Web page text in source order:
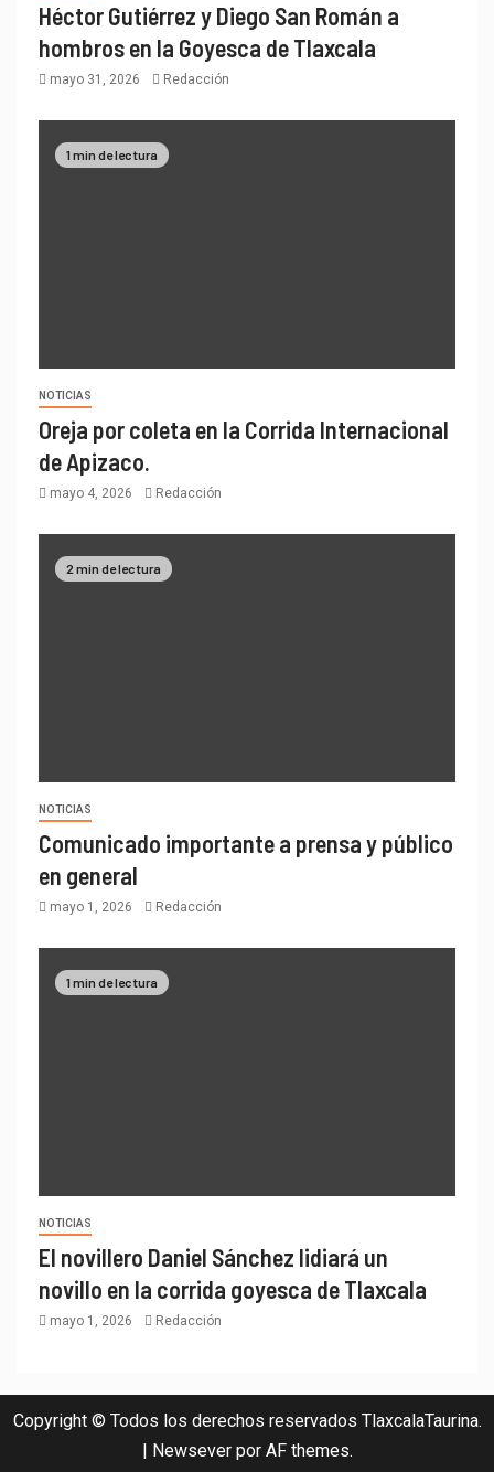
Héctor Gutiérrez y Diego San Román a
hombros en la Goyesca de Tlaxcala
mayo 31, 2026 Redacción
1 min de lectura
NOTICIAS
Oreja por coleta en la Corrida Internacional
de Apizaco.
mayo 4, 2026 Redacción
2 min de lectura
NOTICIAS
Comunicado importante a prensa y público
en general
mayo 1, 2026 Redacción
1 min de lectura
NOTICIAS
El novillero Daniel Sánchez lidiará un
novillo en la corrida goyesca de Tlaxcala
mayo 1, 2026 Redacción
Copyright © Todos los derechos reservados TlaxcalaTaurina.
Newseverpor AF themes.